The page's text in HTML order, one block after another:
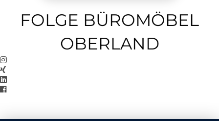
FOLGE BÜROMÖBEL
OBERLAND